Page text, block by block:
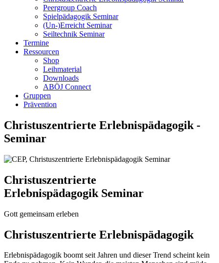
Peergroup Coach
Spielpädagogik ­Seminar
(Un-)Erreicht Seminar
Seiltechnik Seminar
Termine
Ressourcen
Shop
Leihmaterial
Downloads
ABÖJ Connect
Gruppen
Prävention
Christuszentrierte ­Erlebnispädagogik ­
Seminar
Christuszentrierte
Erlebnispädagogik Seminar
Gott gemeinsam erleben
Christuszentrierte Erlebnispädagogik
Erlebnispädagogik boomt seit Jahren und dieser Trend scheint kein